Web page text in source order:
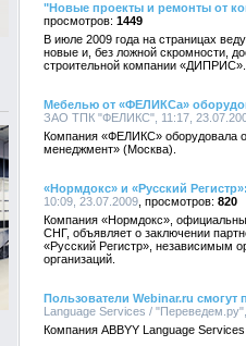
"Новые проекты и ремонты от
1449
В июле 2009 года на страницах
новые и, без ложной скромности,
строительной компании «ДИПРИС».
Мебелью от «ФЕЛИКСа»
ЗАО ТПК "ФЕЛИКС", 11:17,
Компания «ФЕЛИКС»
менеджмент» (Москва).
«Нормдокс» и «Русский
10:09, 23.07.2009
820
Компания «Нормдокс»,
СНГ, объявляет о заключении
«Русский Регистр», независимым
организаций.
Пользователи Webinar.ru
Language Services /
Компания ABBYY Language